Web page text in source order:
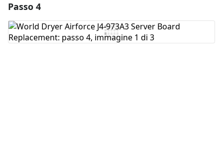
Aggiungi Commento
Passo 4